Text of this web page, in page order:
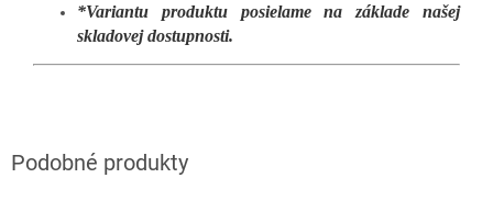
*Variantu produktu posielame na základe našej
skladovej dostupnosti.